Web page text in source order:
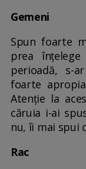
Gemeni
Spun foarte
prea
perioadă, s-
foarte
Atenție la
căruia i-ai
nu, îi mai spui
Rac